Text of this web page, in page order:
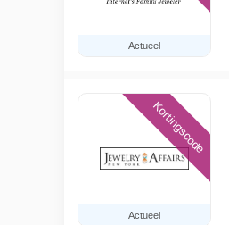
Actueel
Actueel
Kortingscode